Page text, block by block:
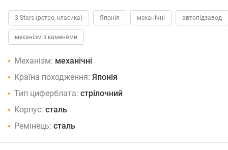
3 Stars (ретро, класика) Японія механічні автопідзавод
механізм з каменями
Механізм: механічні
Країна походження: Японія
Тип циферблата: стрілочний
Корпус: сталь
Ремінець: сталь